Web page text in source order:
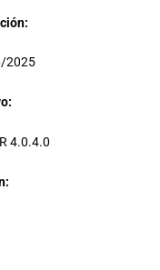
2025
4.0.4.0